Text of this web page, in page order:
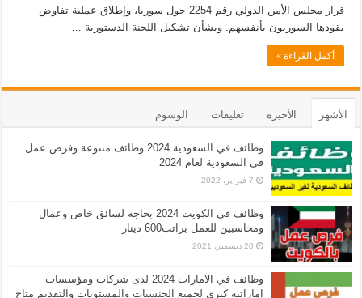
قرار مجلس الأمن الدولي رقم 2254 حول سوريا، وإطلاق عملية تفاوض
يقودها السوريون بأنفسهم. وبشأن تشكيل اللجنة الدستورية …
أكمل القراءة »
الأشهر الأخيرة تعليقات الوسوم
وظائف في السعودية 2024 وظائف متنوعة وفرص عمل
في السعودية لعام 2024
7 فبراير، 2022
وظائف في الكويت 2024 بحاجه لسائق خاص وعمال
ومحاسبين للعمل براتب600 دينار
20 ديسمبر، 2021
وظائف في الامارات 2024 لدى شركات ومؤسسات
إماراتية كبرى لجميع الجنسيات والمستويات والتقديم متاح